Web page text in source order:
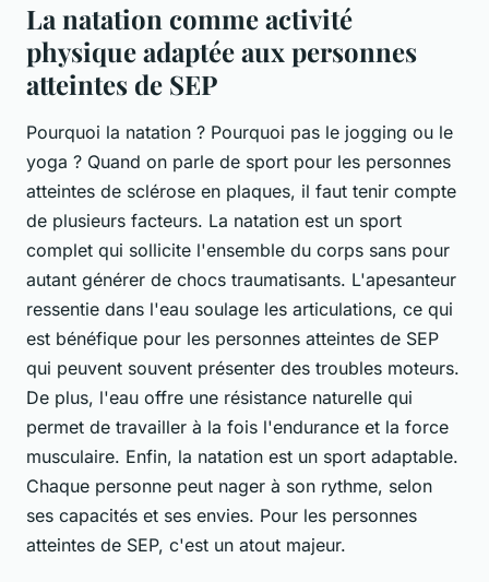
La natation comme activité
physique adaptée aux personnes
atteintes de SEP
Pourquoi la natation ? Pourquoi pas le jogging ou le
yoga ? Quand on parle de sport pour les personnes
atteintes de sclérose en plaques, il faut tenir compte
de plusieurs facteurs. La natation est un sport
complet qui sollicite l'ensemble du corps sans pour
autant générer de chocs traumatisants. L'apesanteur
ressentie dans l'eau soulage les articulations, ce qui
est bénéfique pour les personnes atteintes de SEP
qui peuvent souvent présenter des troubles moteurs.
De plus, l'eau offre une résistance naturelle qui
permet de travailler à la fois l'endurance et la force
musculaire. Enfin, la natation est un sport adaptable.
Chaque personne peut nager à son rythme, selon
ses capacités et ses envies. Pour les personnes
atteintes de SEP, c'est un atout majeur.